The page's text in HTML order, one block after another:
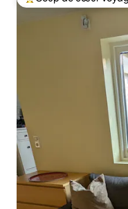
Coups de cœur